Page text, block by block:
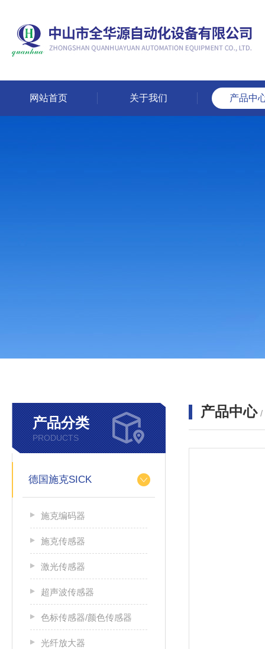
网站首页 关于我们 产品中
产品分类
PRODUCTS
德国施克SICK
施克编码器
施克传感器
激光传感器
超声波传感器
色标传感器/颜色传感器
光纤放大器
产品中心 /